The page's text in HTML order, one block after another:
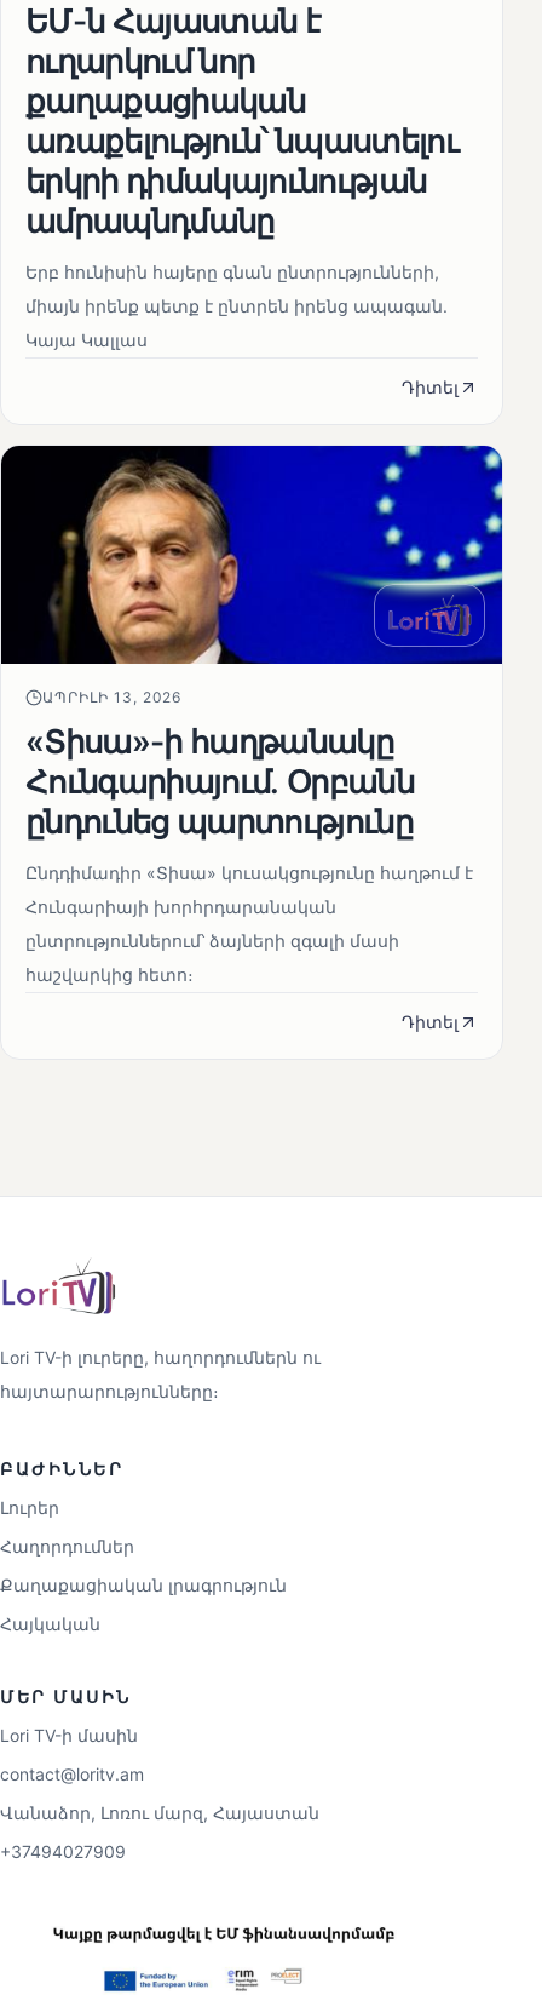
ԵՄ-ն Հայաստան է
ուղարկում նոր
քաղաքացիական
առաքելություն՝ նպաստելու
երկրի դիմակայունության
ամրապնդմանը
Երբ հունիսին հայերը գնան ընտրությունների,
միայն իրենք պետք է ընտրեն իրենց ապագան.
Կայա Կալլաս
Դիտել
ԱՊՐԻԼԻ 13, 2026
«Տիսա»-ի հաղթանակը
Հունգարիայում․ Օրբանն
ընդունեց պարտությունը
Ընդդիմադիր «Տիսա» կուսակցությունը հաղթում է
Հունգարիայի խորհրդարանական
ընտրություններում՝ ձայների զգալի մասի
հաշվարկից հետո։
Դիտել
Lori TV-ի լուրերը, հաղորդումներն ու
հայտարարությունները։
ԲԱԺԻՆՆԵՐ
Լուրեր
Հաղորդումներ
Քաղաքացիական լրագրություն
Հայկական
ՄԵՐ ՄԱՍԻՆ
Lori TV-ի մասին
contact@loritv.am
Վանաձոր, Լոռու մարզ, Հայաստան
+37494027909